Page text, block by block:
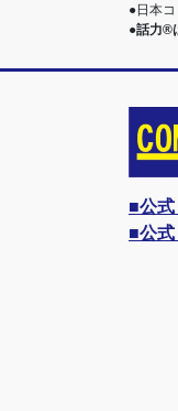
●日本
●話力®
■公式
■公